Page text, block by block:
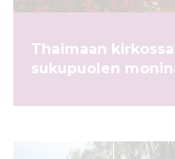
Thaimaan
sukupuolen